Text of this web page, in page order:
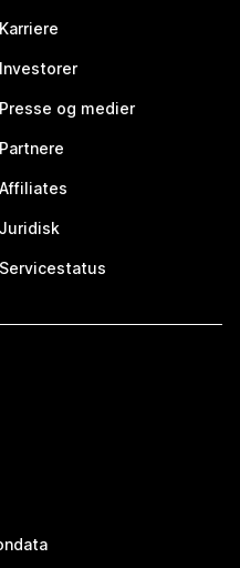
Karriere
Investorer
Presse og medier
Partnere
Affiliates
Juridisk
Servicestatus